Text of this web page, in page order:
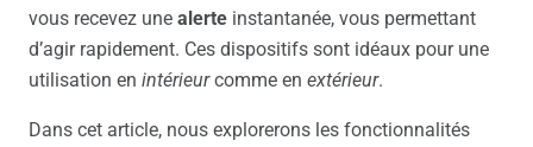
vous recevez une alerte instantanée, vous permettant
d’agir rapidement. Ces dispositifs sont idéaux pour une
utilisation en intérieurcomme en extérieur.
Dans cet article, nous explorerons les fonctionnalités